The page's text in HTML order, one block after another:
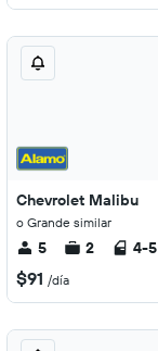
Chevrolet Malibu
o Grande similar
5 2 4-5
$91 /día